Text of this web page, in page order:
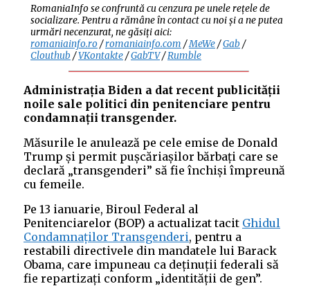
RomaniaInfo se confruntă cu cenzura pe unele rețele de
socializare. Pentru a rămâne în contact cu noi și a ne putea
urmări necenzurat, ne găsiți aici:
romaniainfo.ro/romaniainfo.com /MeWe/Gab /
Clouthub /VKontakte/GabTV/Rumble
Administrația Biden a dat recent publicității
noile sale politici din penitenciare pentru
condamnații transgender.
Măsurile le anulează pe cele emise de Donald
Trump și permit pușcăriașilor bărbați care se
declară „transgenderi” să fie închiși împreună
cu femeile.
Pe 13 ianuarie, Biroul Federal al
Penitenciarelor (BOP) a actualizat tacit Ghidul
Condamnaților Transgenderi, pentru a
restabili directivele din mandatele lui Barack
Obama, care impuneau ca deținuții federali să
fie repartizați conform „identității de gen”.